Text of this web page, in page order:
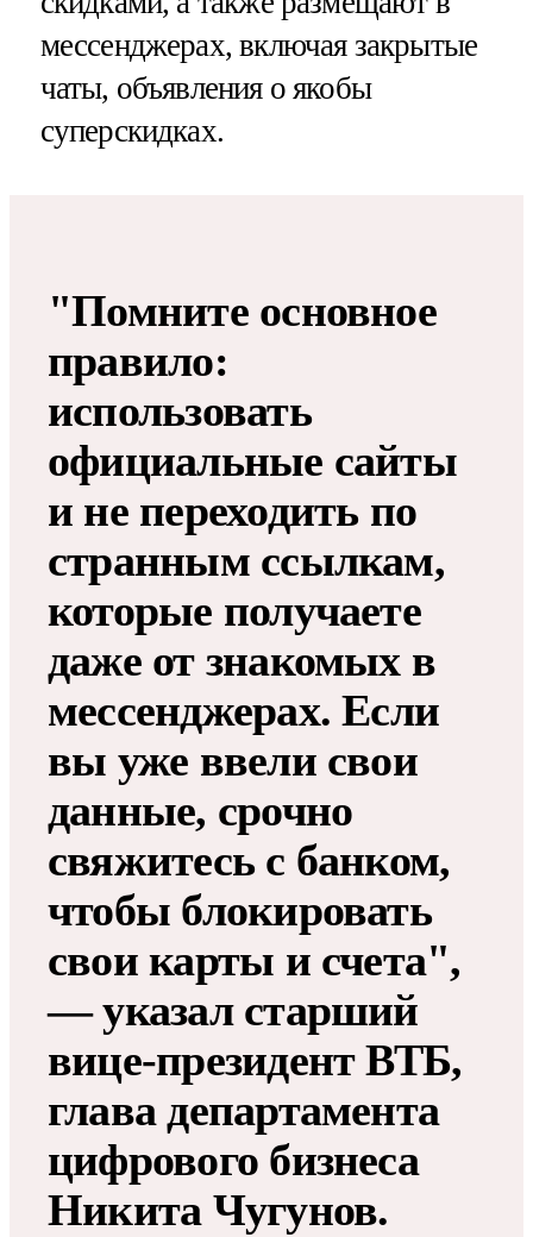
мессенджерах, включая закрытые
чаты, объявления о якобы
суперскидках.
"Помните основное
правило:
использовать
официальные сайты
и не переходить по
странным ссылкам,
которые получаете
даже от знакомых в
мессенджерах. Если
вы уже ввели свои
данные, срочно
свяжитесь с банком,
чтобы блокировать
свои карты и счета",
— указал старший
вице-президент ВТБ,
глава департамента
цифрового бизнеса
Никита Чугунов.